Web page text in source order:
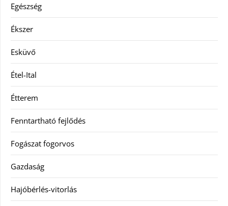
Egészség
Ékszer
Esküvő
Étel-Ital
Étterem
Fenntartható fejlődés
Fogászat fogorvos
Gazdaság
Hajóbérlés-vitorlás